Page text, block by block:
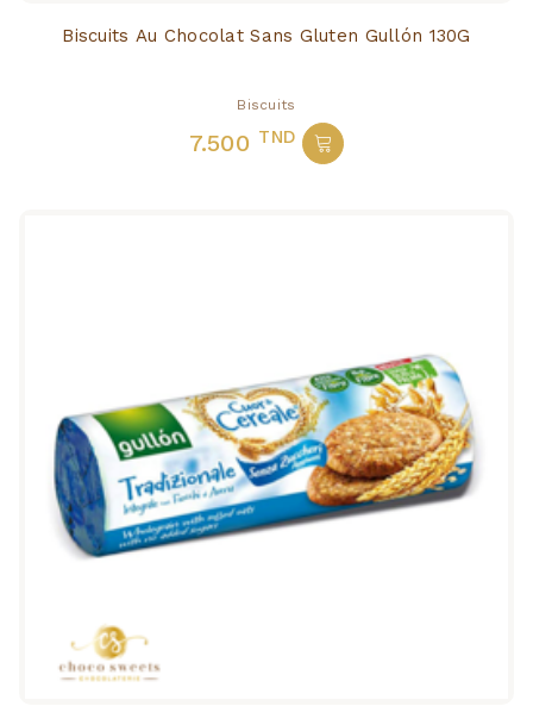
Biscuits Au Chocolat Sans Gluten Gullón 130G
Biscuits
7.500 TND